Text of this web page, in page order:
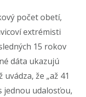
počet obetí,
extrémisti
15 rokov
dáta ukazujú
že „až 41
jednou udalosťou,